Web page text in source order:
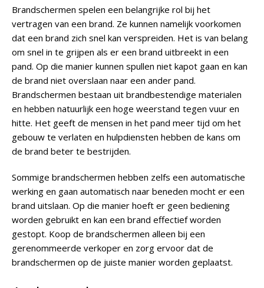
Brandschermen spelen een belangrijke rol bij het
vertragen van een brand. Ze kunnen namelijk voorkomen
dat een brand zich snel kan verspreiden. Het is van belang
om snel in te grijpen als er een brand uitbreekt in een
pand. Op die manier kunnen spullen niet kapot gaan en kan
de brand niet overslaan naar een ander pand.
Brandschermen bestaan uit brandbestendige materialen
en hebben natuurlijk een hoge weerstand tegen vuur en
hitte. Het geeft de mensen in het pand meer tijd om het
gebouw te verlaten en hulpdiensten hebben de kans om
de brand beter te bestrijden.
Sommige brandschermen hebben zelfs een automatische
werking en gaan automatisch naar beneden mocht er een
brand uitslaan. Op die manier hoeft er geen bediening
worden gebruikt en kan een brand effectief worden
gestopt. Koop de brandschermen alleen bij een
gerenommeerde verkoper en zorg ervoor dat de
brandschermen op de juiste manier worden geplaatst.